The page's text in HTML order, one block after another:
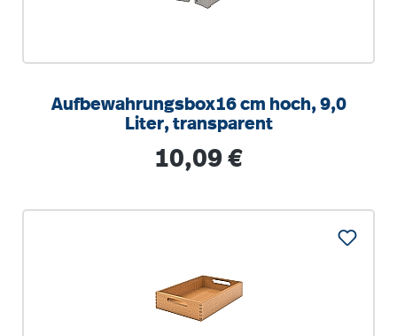
Aufbewahrungsbox16 cm hoch, 9,0
Liter, transparent
Regulärer Preis:
10,09 €